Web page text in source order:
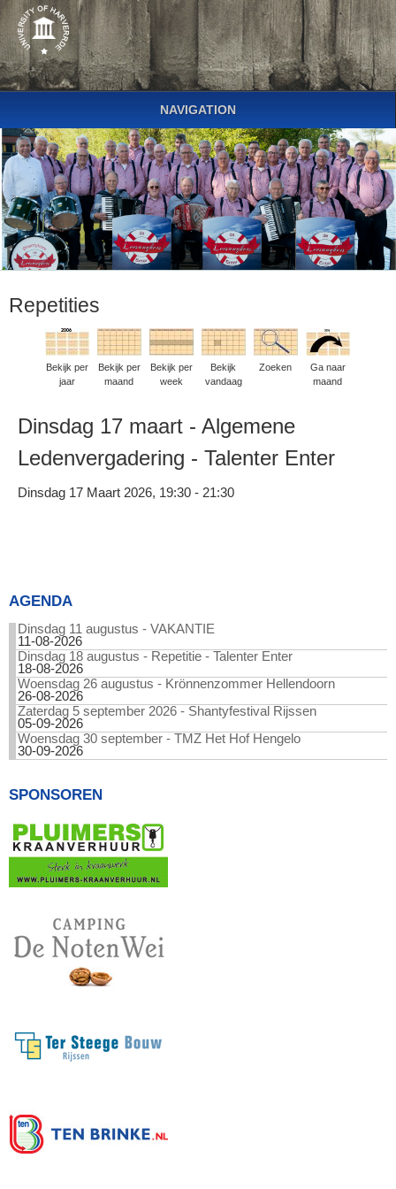
NAVIGATION
Repetities
Bekijk per
jaar
Bekijk per
maand
Bekijk per
week
Bekijk
vandaag
Zoeken
Ga naar
maand
Dinsdag 17 maart - Algemene
Ledenvergadering - Talenter Enter
Dinsdag 17 Maart 2026, 19:30 - 21:30
AGENDA
Dinsdag 11 augustus - VAKANTIE
11-08-2026
Dinsdag 18 augustus - Repetitie - Talenter Enter
18-08-2026
Woensdag 26 augustus - Krönnenzommer Hellendoorn
26-08-2026
Zaterdag 5 september 2026 - Shantyfestival Rijssen
05-09-2026
Woensdag 30 september - TMZ Het Hof Hengelo
30-09-2026
SPONSOREN